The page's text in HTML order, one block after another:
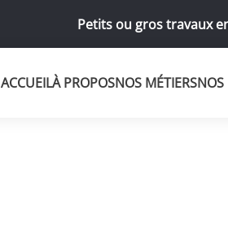
Petits ou gros travaux
ACCUEILÀ PROPOSNOS MÉTIERSNOS